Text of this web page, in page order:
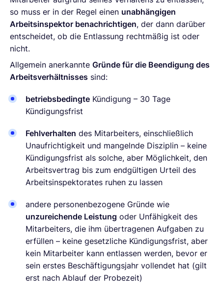
so muss er in der Regel einen unabhängigen
Arbeitsinspektor benachrichtigen, der dann darüber
entscheidet, ob die Entlassung rechtmäßig ist oder
nicht.
Allgemein anerkannte Gründe für die Beendigung des
Arbeitsverhältnisses sind:
betriebsbedingte Kündigung – 30 Tage
Kündigungsfrist
Fehlverhalten des Mitarbeiters, einschließlich
Unaufrichtigkeit und mangelnde Disziplin – keine
Kündigungsfrist als solche, aber Möglichkeit, den
Arbeitsvertrag bis zum endgültigen Urteil des
Arbeitsinspektorates ruhen zu lassen
andere personenbezogene Gründe wie
unzureichende Leistung oder Unfähigkeit des
Mitarbeiters, die ihm übertragenen Aufgaben zu
erfüllen – keine gesetzliche Kündigungsfrist, aber
kein Mitarbeiter kann entlassen werden, bevor er
sein erstes Beschäftigungsjahr vollendet hat (gilt
erst nach Ablauf der Probezeit)